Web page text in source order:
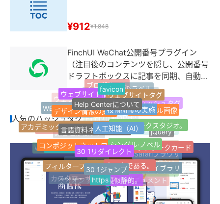
¥912¥1,848
FinchUI WeChat公開番号プラグイン
（注目後のコンテンツを隠し、公開番号
ドラフトボックスに記事を同期、自動返
信などの機能）
¥2,994
人気のハッシュタグ Z-blogPHP
FinchUI
ウェブサイトナビゲーション
1ページのウェブサイト
Z-Blogプラグイン
マイクロパブリック番号
開発サービスの開発
カスタムサービス
応答性が高い。
適応する。
Jquery
ブログサイト最新のラベル
人気のハッシュタグ
ランダムラベル
Tag Archives for
AIライティングアシスタント
記事複数選択分類
その他の分類
Word Pressプラグイン
顧客用プラグイン
WEB引越しサイト
ウェブサイト情報
favicon
ウェブサイトタグ
サムネール画像
jQuery
Safariブラウザ
オープン·ドキュメント
オンラインヘルプドキュメント
カスタマーサービスセンター
内部ドキュメント
製品の説明書
アカデミック·ディスカッション
デザイン情報の提供
Help Centerについて
技術研修の実施
ネットワークスタジオ。
個人ネットワークカード
Innocent IPライブラリ
擬似静的。
https
フィルターフィルターは
コンポジットネットワーク
言語資料ネットワーク
人工知能（AI）
シングル·ノベル
良い本である。
30 1ジャンプ
30 1リダイレクト